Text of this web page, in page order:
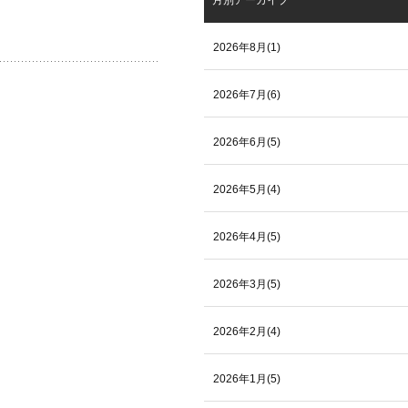
2026年8月(1)
2026年7月(6)
2026年6月(5)
2026年5月(4)
2026年4月(5)
2026年3月(5)
2026年2月(4)
2026年1月(5)